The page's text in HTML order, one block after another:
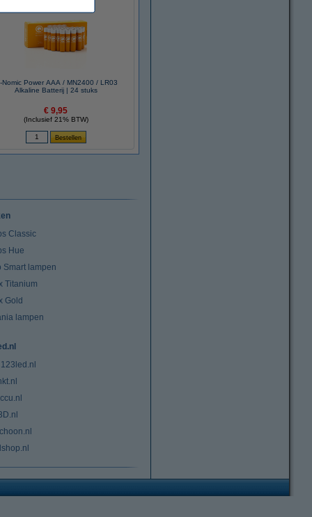
Nomic Power AAA / MN2400 / LR03
Alkaline Batterij | 24 stuks
€ 9,95
(Inclusief 21% BTW)
Classic
Hue
Smart lampen
Titanium
Gold
lampen